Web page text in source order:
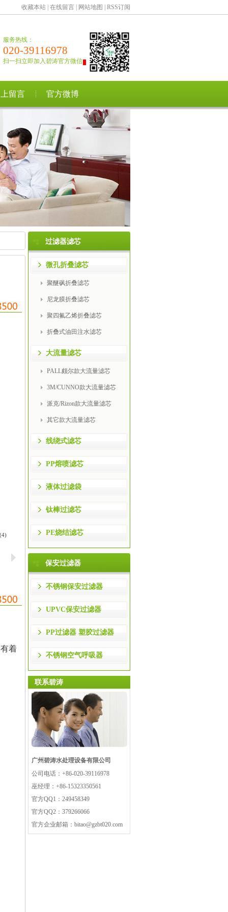
收藏本站 在线留言 网站地图 RSS订阅
服务热线：
020-39116978
扫一扫立即加入碧涛官方微信
留言 官方微博
(3)
着
过滤器滤芯
微孔折叠滤芯
聚醚砜折叠滤芯
尼龙膜折叠滤芯
聚四氟乙烯折叠滤芯
折叠式油田注水滤芯
大流量滤芯
PALL颇尔款大流量滤芯
3M/CUNNO款大流量滤芯
派克/Rizon款大流量滤芯
其它款大流量滤芯
线绕式滤芯
PP熔喷滤芯
液体过滤袋
钛棒过滤芯
PE烧结滤芯
保安过滤器
不锈钢保安过滤器
UPVC保安过滤器
PP过滤器 塑胶过滤器
不锈钢空气呼吸器
联系碧涛
广州碧涛水处理设备有限公司
公司电话： +86-020-39116978
巫经理： +86-15323350561
官方QQ1： 249458349
官方QQ2： 379266066
官方企业邮箱： bitao@gzbt020.com